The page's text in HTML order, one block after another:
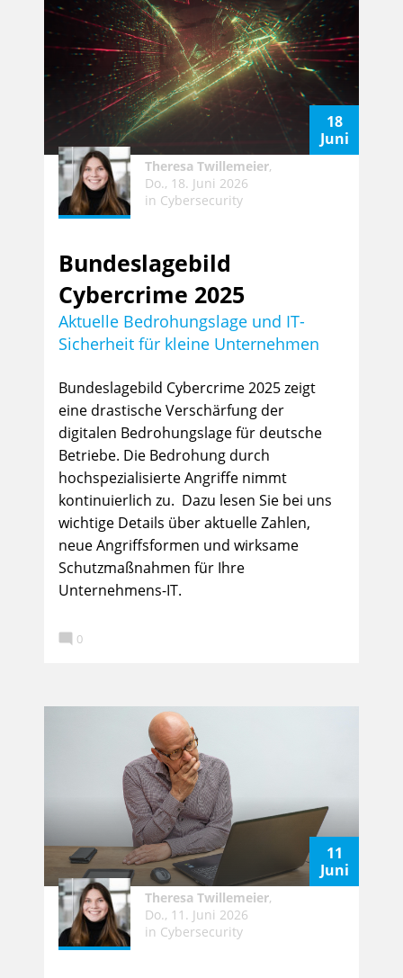
18
Juni
Theresa Twillemeier,
Do., 18. Juni 2026
in Cybersecurity
Bundeslagebild
Cybercrime 2025
Aktuelle Bedrohungslage und IT-
Sicherheit für kleine Unternehmen
Bundeslagebild Cybercrime 2025 zeigt
eine drastische Verschärfung der
digitalen Bedrohungslage für deutsche
Betriebe. Die Bedrohung durch
hochspezialisierte Angriffe nimmt
kontinuierlich zu. Dazu lesen Sie bei uns
wichtige Details über aktuelle Zahlen,
neue Angriffsformen und wirksame
Schutzmaßnahmen für Ihre
Unternehmens-IT.
 0
11
Juni
Theresa Twillemeier,
Do., 11. Juni 2026
in Cybersecurity